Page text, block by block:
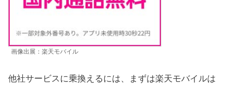
画像出展：楽天モバイル
他社サービスに乗換えるには、まずは楽天モバイルは